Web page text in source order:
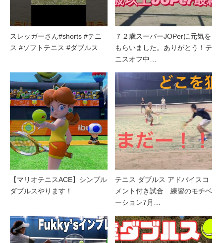
スレッガーさん#shorts #テニ
ス #ソフトテニス #ダブルス
７２歳スーパーJOPerに元気を
もらいました。ありがとう！テ
ニスオフ中…
【マリオテニスACE】シンプル
ダブルスやります！
テニス ダブルス アドバイスコ
メント付き試合 練習のモチベ
ーション7月…